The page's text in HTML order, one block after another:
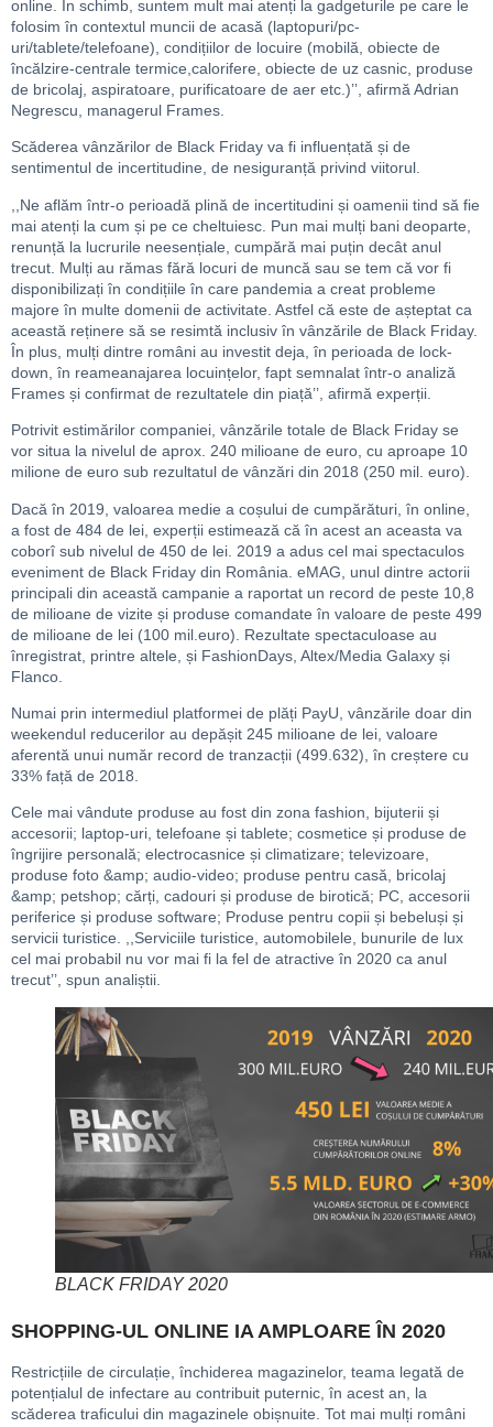
online. În schimb, suntem mult mai atenți la gadgeturile pe care le
folosim în contextul muncii de acasă (laptopuri/pc-
uri/tablete/telefoane), condițiilor de locuire (mobilă, obiecte de
încălzire-centrale termice,calorifere, obiecte de uz casnic, produse
de bricolaj, aspiratoare, purificatoare de aer etc.)’’, afirmă Adrian
Negrescu, managerul Frames.
Scăderea vânzărilor de Black Friday va fi influențată și de
sentimentul de incertitudine, de nesiguranță privind viitorul.
,,Ne aflăm într-o perioadă plină de incertitudini și oamenii tind să fie
mai atenți la cum și pe ce cheltuiesc. Pun mai mulți bani deoparte,
renunță la lucrurile neesențiale, cumpără mai puțin decât anul
trecut. Mulți au rămas fără locuri de muncă sau se tem că vor fi
disponibilizați în condițiile în care pandemia a creat probleme
majore în multe domenii de activitate. Astfel că este de așteptat ca
această reținere să se resimtă inclusiv în vânzările de Black Friday.
În plus, mulți dintre români au investit deja, în perioada de lock-
down, în reameanajarea locuințelor, fapt semnalat într-o analiză
Frames și confirmat de rezultatele din piață’’, afirmă experții.
Potrivit estimărilor companiei, vânzările totale de Black Friday se
vor situa la nivelul de aprox. 240 milioane de euro, cu aproape 10
milione de euro sub rezultatul de vânzări din 2018 (250 mil. euro).
Dacă în 2019, valoarea medie a coșului de cumpărături, în online,
a fost de 484 de lei, experții estimează că în acest an aceasta va
coborî sub nivelul de 450 de lei. 2019 a adus cel mai spectaculos
eveniment de Black Friday din România. eMAG, unul dintre actorii
principali din această campanie a raportat un record de peste 10,8
de milioane de vizite și produse comandate în valoare de peste 499
de milioane de lei (100 mil.euro). Rezultate spectaculoase au
înregistrat, printre altele, și FashionDays, Altex/Media Galaxy și
Flanco.
Numai prin intermediul platformei de plăți PayU, vânzările doar din
weekendul reducerilor au depășit 245 milioane de lei, valoare
aferentă unui număr record de tranzacții (499.632), în creștere cu
33% față de 2018.
Cele mai vândute produse au fost din zona fashion, bijuterii și
accesorii; laptop-uri, telefoane și tablete; cosmetice și produse de
îngrijire personală; electrocasnice și climatizare; televizoare,
produse foto &amp; audio-video; produse pentru casă, bricolaj
&amp; petshop; cărți, cadouri și produse de birotică; PC, accesorii
periferice și produse software; Produse pentru copii și bebeluși și
servicii turistice. ,,Serviciile turistice, automobilele, bunurile de lux
cel mai probabil nu vor mai fi la fel de atractive în 2020 ca anul
trecut’’, spun analiștii.
BLACK FRIDAY 2020
SHOPPING-UL ONLINE IA AMPLOARE ÎN 2020
Restricțiile de circulație, închiderea magazinelor, teama legată de
potențialul de infectare au contribuit puternic, în acest an, la
scăderea traficului din magazinele obișnuite. Tot mai mulți români